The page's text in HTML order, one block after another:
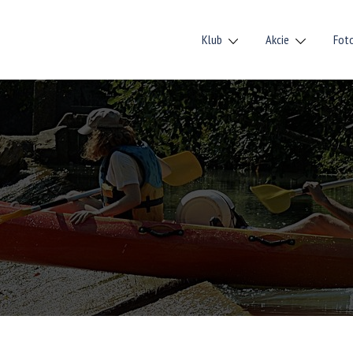
Klub Akcie